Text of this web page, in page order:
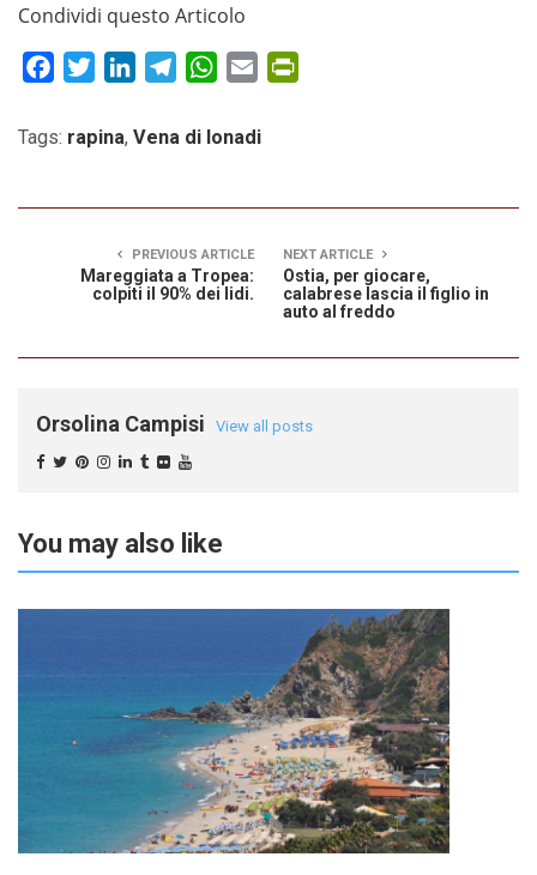
Condividi questo Articolo
FacebookTwitterLinkedInTelegramWhatsApp
Email
Tags: rapina, Vena di Ionadi
PREVIOUS ARTICLE
Mareggiata a Tropea:
colpiti il 90% dei lidi.
NEXT ARTICLE
Ostia, per giocare,
calabrese lascia il figlio in
auto al freddo
Orsolina Campisi View all posts
You may also like